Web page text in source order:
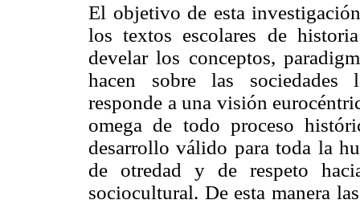
El objetivo de esta
los textos escolares de
develar los conceptos,
hacen sobre las sociedades
responde a una visión
omega de todo proceso
desarrollo válido para toda la
de otredad y de respeto
sociocultural. De esta manera